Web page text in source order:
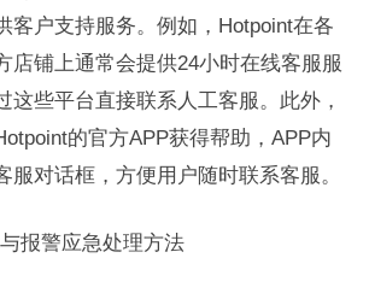
客户支持服务。例如，Hotpoint在各
店铺上通常会提供24小时在线客服服
这些平台直接联系人工客服。此外，
的官方APP获得帮助，APP内
服对话框，方便用户随时联系客服。
报警应急处理方法